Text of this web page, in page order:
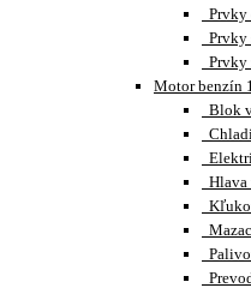
Prvky
Prvky
Prvky
Motor benzín
Blok